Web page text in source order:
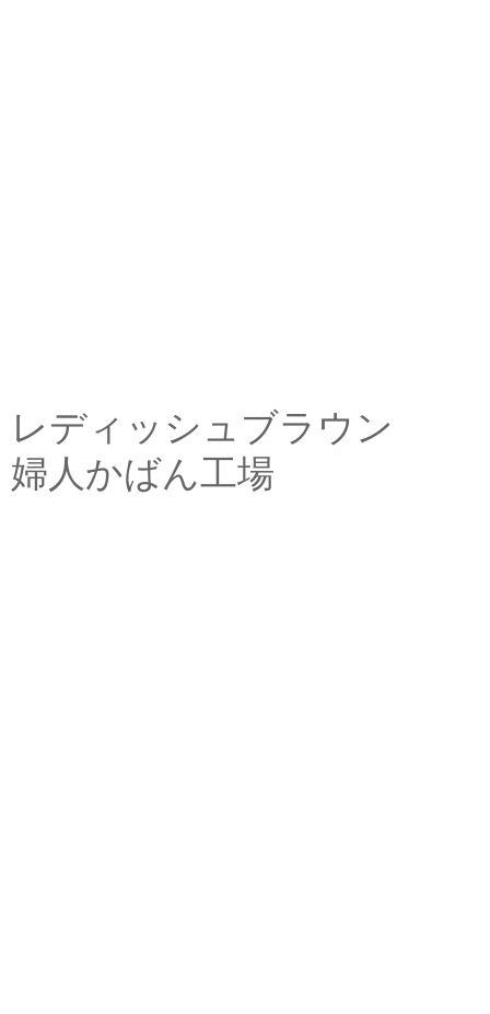
レディッシュブラウン
婦人かばん工場